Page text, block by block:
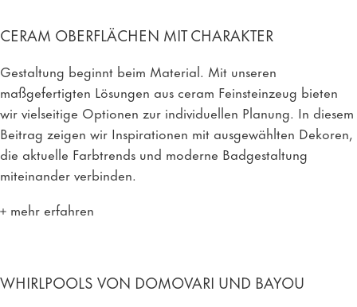
CERAM OBERFLÄCHEN MIT CHARAKTER
Gestaltung beginnt beim Material. Mit unseren
maßgefertigten Lösungen aus ceram Feinsteinzeug bieten
wir vielseitige Optionen zur individuellen Planung. In diesem
Beitrag zeigen wir Inspirationen mit ausgewählten Dekoren,
die aktuelle Farbtrends und moderne Badgestaltung
miteinander verbinden.
mehr erfahren
WHIRLPOOLS VON DOMOVARI UND BAYOU